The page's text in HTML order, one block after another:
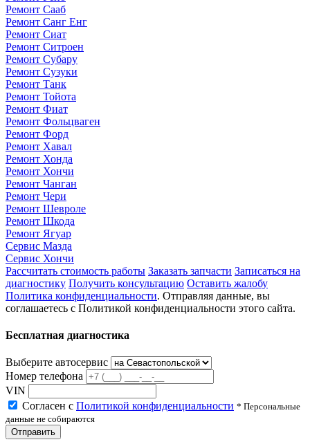
Ремонт Сааб
Ремонт Санг Енг
Ремонт Сиат
Ремонт Ситроен
Ремонт Субару
Ремонт Сузуки
Ремонт Танк
Ремонт Тойота
Ремонт Фиат
Ремонт Фольцваген
Ремонт Форд
Ремонт Хавал
Ремонт Хонда
Ремонт Хончи
Ремонт Чанган
Ремонт Чери
Ремонт Шевроле
Ремонт Шкода
Ремонт Ягуар
Сервис Мазда
Сервис Хончи
Рассчитать стоимость работы Заказать запчасти Записаться на
диагностику Получить консультацию Оставить жалобу
Политика конфиденциальности. Отправляя данные, вы
соглашаетесь с Политикой конфиденциальности этого сайта.
Бесплатная диагностика
Выберите автосервис
Номер телефона
VIN
Согласен с Политикой конфиденциальности * Персональные
данные не собираются
Отправить